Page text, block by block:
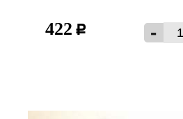
422 c